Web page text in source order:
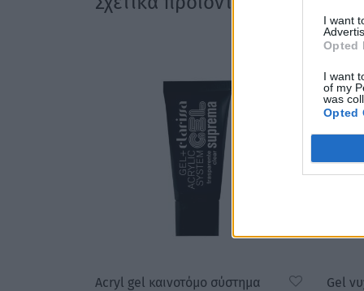
I want
Opted
I want
of my
was
Opted
Acryl gel καινοτόμο σύστημα
Gel